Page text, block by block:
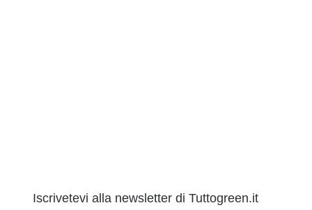
Iscrivetevi alla newsletter di Tuttogreen.it